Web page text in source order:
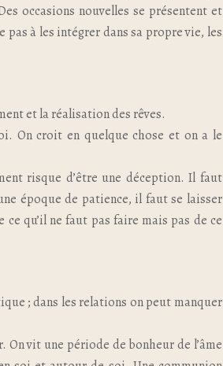
occasions nouvelles se présentent et
pas à les intégrer dans sa propre vie, les
et la réalisation des rêves.
On croit en quelque chose et on a le
risque d’être une déception. Il faut
époque de patience, il faut se laisser
qu’il ne faut pas faire mais pas de ce
; dans les relations on peut manquer
On vit une période de bonheur de l’âme